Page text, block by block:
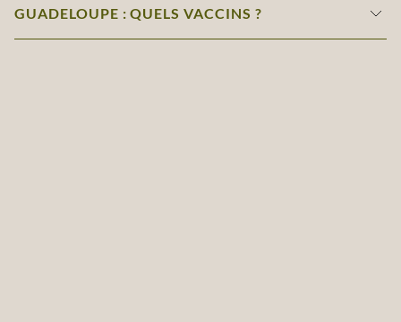
GUADELOUPE : QUELS VACCINS ?